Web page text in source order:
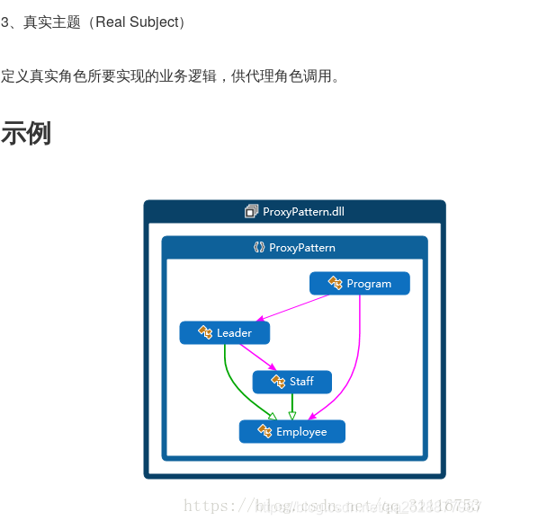
3、真实主题（Real Subject）
定义真实角色所要实现的业务逻辑，供代理角色调用。
示例